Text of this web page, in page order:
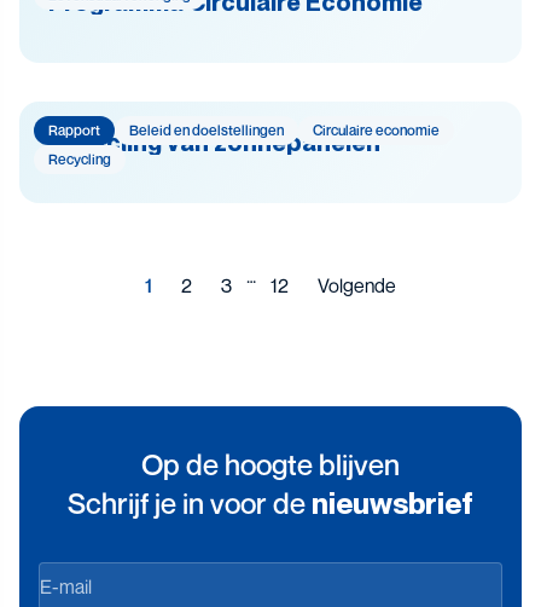
Rapport Beleid en doelstellingen
Circulaire economie
Recycling
Recycling van zonnepanelen
1 2 3 … 12 Volgende
Op de hoogte blijven
Schrijf je in voor de nieuwsbrief
Op